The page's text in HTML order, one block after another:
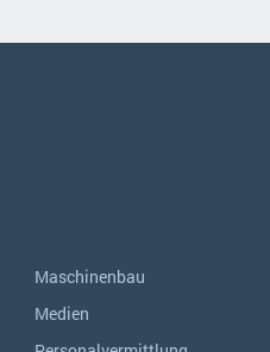
Maschinenbau
Medien